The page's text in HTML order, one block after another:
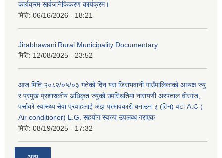
कार्यक्रम सार्वजनिकिकरण कार्यक्रम।
मिति: 06/16/2026 - 18:21
Jirabhawani Rural Municipality Documentary
मिति: 12/08/2025 - 23:52
आज मिति:२०८२/०५/०३ गतेको दिन यस जिराभवानी गाउँपालिकाको अध्यक्ष ज्यु
र प्रमुख प्रशासकीय अधिकृत ज्युको उपस्थितिमा नारायणी अस्पताल वीरगंज,
पर्साको स्वास्थ्य सेवा प्रवाहलाई अझ प्रभावकारी बनाउन ३ (तिन) वटा A.C (
Air conditioner) L.G. सहयाेग स्वरुप उपलब्ध गराएक
मिति: 08/19/2025 - 17:32